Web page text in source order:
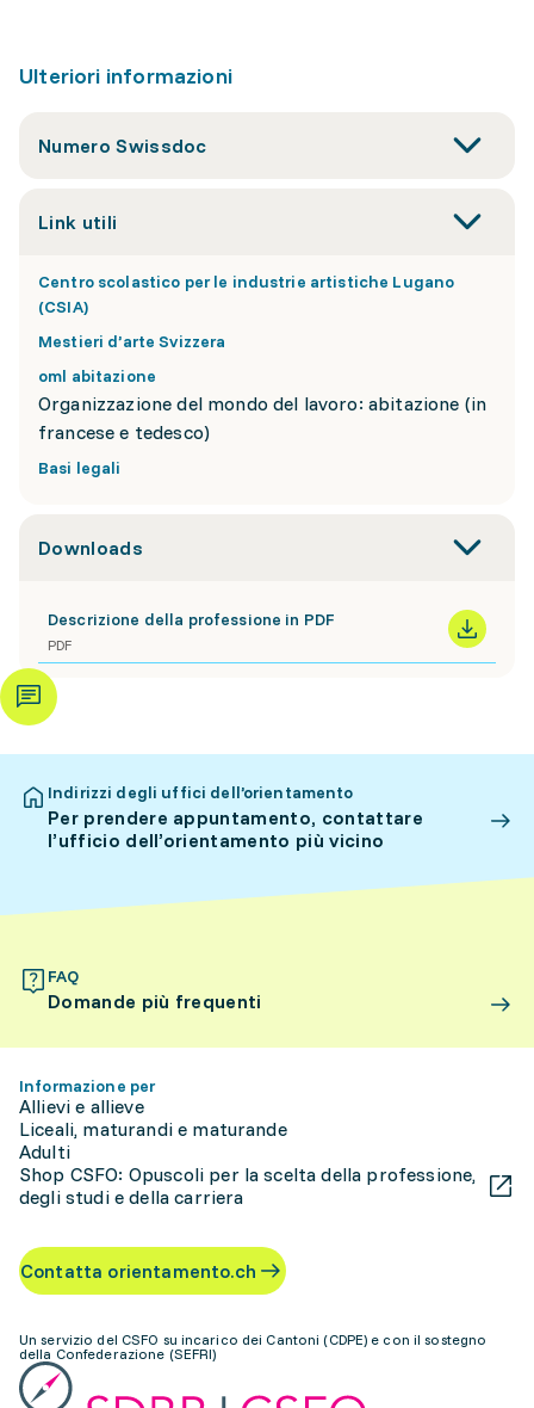
Ulteriori informazioni
Numero Swissdoc
Link utili
Centro scolastico per le industrie artistiche Lugano
(CSIA)
Mestieri d’arte Svizzera
oml abitazione
Organizzazione del mondo del lavoro: abitazione (in
francese e tedesco)
Basi legali
Downloads
Descrizione della professione in PDF
PDF
Indirizzi degli uffici dell’orientamento
Per prendere appuntamento, contattare
l’ufficio dell’orientamento più vicino
FAQ
Domande più frequenti
Informazione per
Allievi e allieve
Liceali, maturandi e maturande
Adulti
Shop CSFO: Opuscoli per la scelta della professione,
degli studi e della carriera
Contatta orientamento.ch
Un servizio del CSFO su incarico dei Cantoni (CDPE) e con il sostegno
della Confederazione (SEFRI)